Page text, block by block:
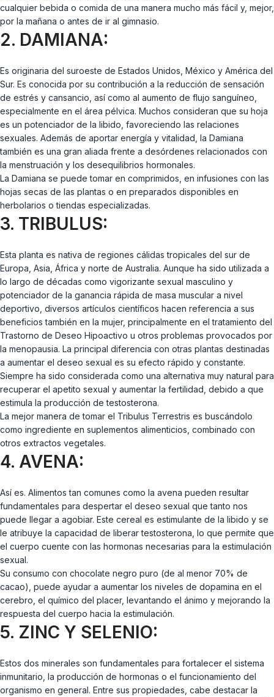
cualquier bebida o comida de una manera mucho más fácil y, mejor,
por la mañana o antes de ir al gimnasio.
2. DAMIANA:
Es originaria del suroeste de Estados Unidos, México y América del
Sur. Es conocida por su contribución a la reducción de sensación
de estrés y cansancio, así como al aumento de flujo sanguíneo,
especialmente en el área pélvica. Muchos consideran que su hoja
es un potenciador de la libido, favoreciendo las relaciones
sexuales. Además de aportar energía y vitalidad, la Damiana
también es una gran aliada frente a desórdenes relacionados con
la menstruación y los desequilibrios hormonales.
La Damiana se puede tomar en comprimidos, en infusiones con las
hojas secas de las plantas o en preparados disponibles en
herbolarios o tiendas especializadas.
3. TRIBULUS:
Esta planta es nativa de regiones cálidas tropicales del sur de
Europa, Asia, África y norte de Australia. Aunque ha sido utilizada a
lo largo de décadas como vigorizante sexual masculino y
potenciador de la ganancia rápida de masa muscular a nivel
deportivo, diversos artículos científicos hacen referencia a sus
beneficios también en la mujer, principalmente en el tratamiento del
Trastorno de Deseo Hipoactivo u otros problemas provocados por
la menopausia. La principal diferencia con otras plantas destinadas
a aumentar el deseo sexual es su efecto rápido y constante.
Siempre ha sido considerada como una alternativa muy natural para
recuperar el apetito sexual y aumentar la fertilidad, debido a que
estimula la producción de testosterona.
La mejor manera de tomar el Tribulus Terrestris es buscándolo
como ingrediente en suplementos alimenticios, combinado con
otros extractos vegetales.
4. AVENA:
Así es. Alimentos tan comunes como la avena pueden resultar
fundamentales para despertar el deseo sexual que tanto nos
puede llegar a agobiar. Este cereal es estimulante de la libido y se
le atribuye la capacidad de liberar testosterona, lo que permite que
el cuerpo cuente con las hormonas necesarias para la estimulación
sexual.
Su consumo con chocolate negro puro (de al menor 70% de
cacao), puede ayudar a aumentar los niveles de dopamina en el
cerebro, el químico del placer, levantando el ánimo y mejorando la
respuesta del cuerpo hacia la estimulación.
5. ZINC Y SELENIO:
Estos dos minerales son fundamentales para fortalecer el sistema
inmunitario, la producción de hormonas o el funcionamiento del
organismo en general. Entre sus propiedades, cabe destacar la